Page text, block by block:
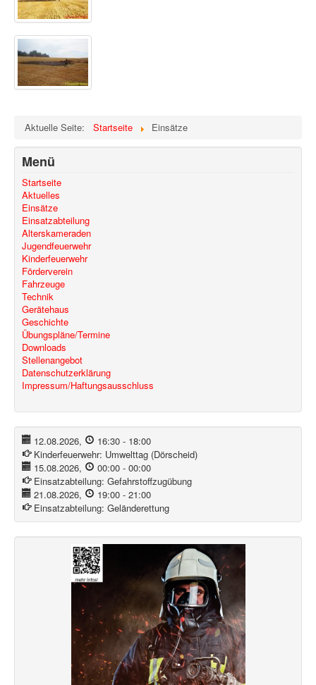
Aktuelle Seite: Startseite Einsätze
Menü
Startseite
Aktuelles
Einsätze
Einsatzabteilung
Alterskameraden
Jugendfeuerwehr
Kinderfeuerwehr
Förderverein
Fahrzeuge
Technik
Gerätehaus
Geschichte
Übungspläne/Termine
Downloads
Stellenangebot
Datenschutzerklärung
Impressum/Haftungsausschluss
12.08.2026, 16:30- 18:00
Kinderfeuerwehr: Umwelttag (Dörscheid)
15.08.2026, 00:00- 00:00
Einsatzabteilung:Gefahrstoffzugübung
21.08.2026, 19:00- 21:00
Einsatzabteilung:Geländerettung